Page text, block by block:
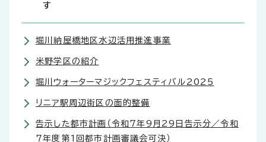
す
堀川納屋橋地区水辺活用推進事業
米野学区の紹介
堀川ウォーターマジックフェスティバル2025
リニア駅周辺街区の面的整備
告示した都市計画（令和7年9月29日告示分／令和
7年度第1回都市計画審議会可決）